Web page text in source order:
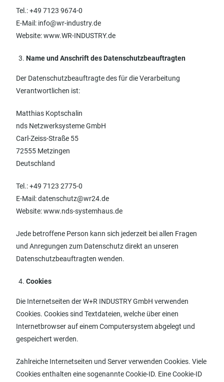
Tel.: +49 7123 9674-0
E-Mail: info@wr-industry.de
Website: www.WR-INDUSTRY.de
Name und Anschrift des Datenschutzbeauftragten
Der Datenschutzbeauftragte des für die Verarbeitung
Verantwortlichen ist:
Matthias Koptschalin
nds Netzwerksysteme GmbH
Carl-Zeiss-Straße 55
72555 Metzingen
Deutschland
Tel.: +49 7123 2775-0
E-Mail: datenschutz@wr24.de
Website: www.nds-systemhaus.de
Jede betroffene Person kann sich jederzeit bei allen Fragen
und Anregungen zum Datenschutz direkt an unseren
Datenschutzbeauftragten wenden.
Cookies
Die Internetseiten der W+R INDUSTRY GmbH verwenden
Cookies. Cookies sind Textdateien, welche über einen
Internetbrowser auf einem Computersystem abgelegt und
gespeichert werden.
Zahlreiche Internetseiten und Server verwenden Cookies. Viele
Cookies enthalten eine sogenannte Cookie-ID. Eine Cookie-ID